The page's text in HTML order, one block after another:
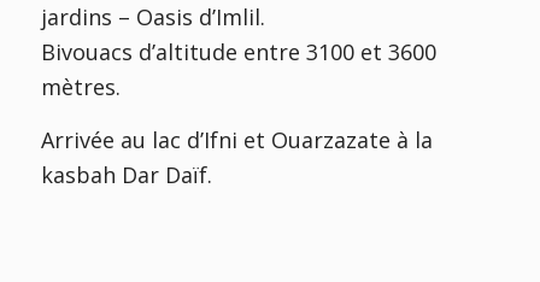
jardins – Oasis d’Imlil.
Bivouacs d’altitude entre 3100 et 3600
mètres.
Arrivée au lac d’Ifni et Ouarzazate à la
kasbah Dar Daïf.